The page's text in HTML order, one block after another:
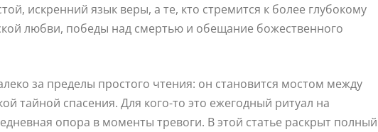
искренний язык веры, а те, кто стремится к более глубокому
любви, победы над смертью и обещание божественного
за пределы простого чтения: он становится мостом между
тайной спасения. Для кого-то это ежегодный ритуал на
опора в моменты тревоги. В этой статье раскрыт полный